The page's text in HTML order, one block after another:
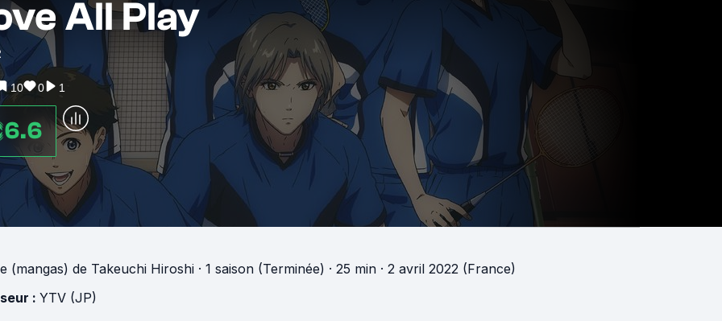
All Play
10 0 1
6.6
(mangas) de Takeuchi Hiroshi · 1 saison (Terminée) · 25 min · 2 avril 2022 (France)
: YTV (JP)